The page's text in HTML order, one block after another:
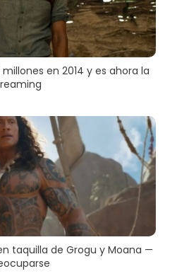
en 2014 y es ahora la
taquilla de Grogu y Moana —